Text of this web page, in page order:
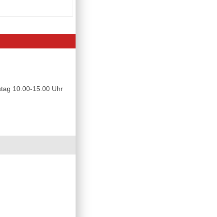
10.00-15.00 Uhr